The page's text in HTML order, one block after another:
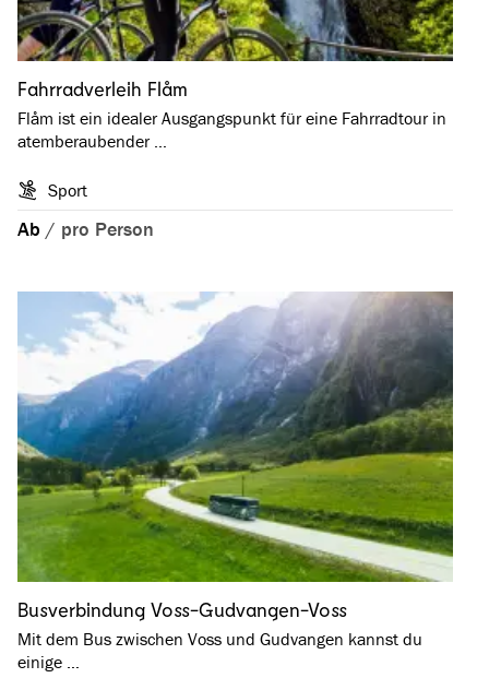
Fahrradverleih Flåm
Flåm ist ein idealer Ausgangspunkt für eine Fahrradtour in
atemberaubender …
Sport
Ab / pro Person
Busverbindung Voss-Gudvangen-Voss
Mit dem Bus zwischen Voss und Gudvangen kannst du
einige …